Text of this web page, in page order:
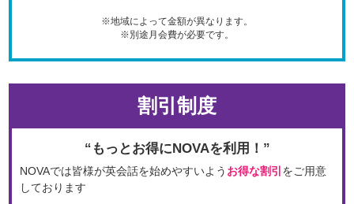
※地域によって金額が異なります。
※別途月会費が必要です。
割引制度
“もっとお得にNOVAを利用！”
NOVAでは皆様が英会話を始めやすいよう お得な割引 をご用意
しております